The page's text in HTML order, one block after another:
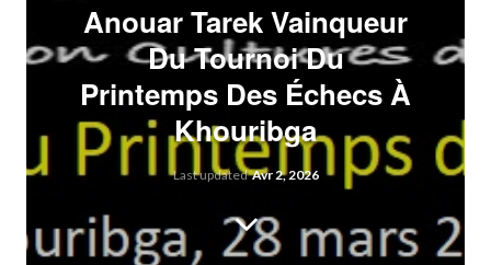
Anouar Tarek Vainqueur
Du Tournoi Du
Printemps Des Échecs À
Khouribga
Last updatedAvr 2, 2026